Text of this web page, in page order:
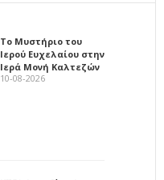
Το Μυστήριο του
Ιερού Ευχελαίου στην
Ιερά Μονή Καλτεζών
10-08-2026